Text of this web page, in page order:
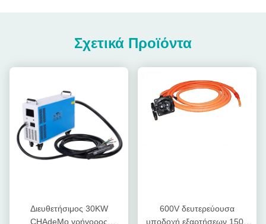
Σχετικά Προϊόντα
Διευθετήσιμος 30KW
CHAdeMo γρήγορος
600V δευτερεύουσα
υποδοχή εξαρτήσεων 150A